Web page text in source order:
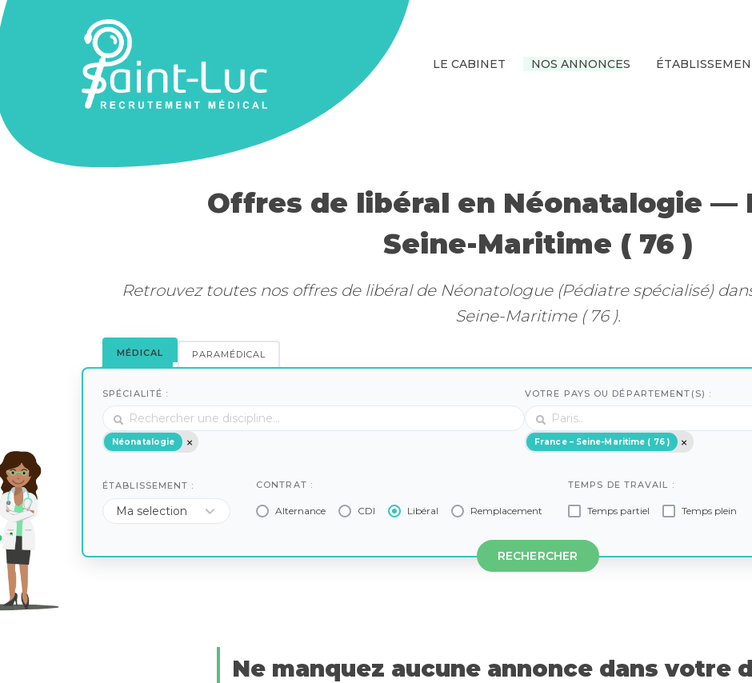
LE CABINET NOS ANNONCES
Offres de libéral en Néonatalogie —
Seine-Maritime ( 76 )
Retrouvez toutes nos offres de libéral de Néonatologue (Pédiatre spécialisé)
Seine-Maritime ( 76 ).
MÉDICAL PARAMÉDICAL
SPÉCIALITÉ :
Néonatalogie
VOTRE PAYS OU DÉPARTEMENT(S) :
France – Seine-Maritime ( 76 )
ÉTABLISSEMENT : CONTRAT :
Alternance CDI Libéral Remplacement
TEMPS DE TRAVAIL :
Temps partiel Temps plein
RECHERCHER
Ne manquez aucune annonce dans votre